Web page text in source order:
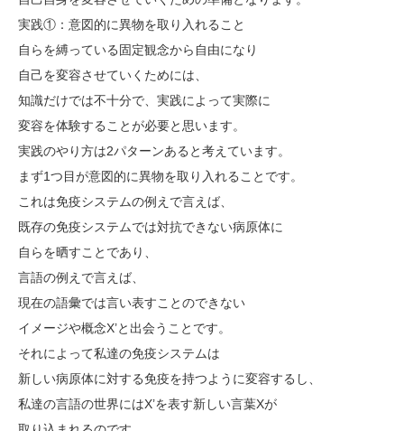
実践①：意図的に異物を取り入れること
自らを縛っている固定観念から自由になり
自己を変容させていくためには、
知識だけでは不十分で、実践によって実際に
変容を体験することが必要と思います。
実践のやり方は2パターンあると考えています。
まず1つ目が意図的に異物を取り入れることです。
これは免疫システムの例えで言えば、
既存の免疫システムでは対抗できない病原体に
自らを晒すことであり、
言語の例えで言えば、
現在の語彙では言い表すことのできない
イメージや概念X’と出会うことです。
それによって私達の免疫システムは
新しい病原体に対する免疫を持つように変容するし、
私達の言語の世界にはX’を表す新しい言葉Xが